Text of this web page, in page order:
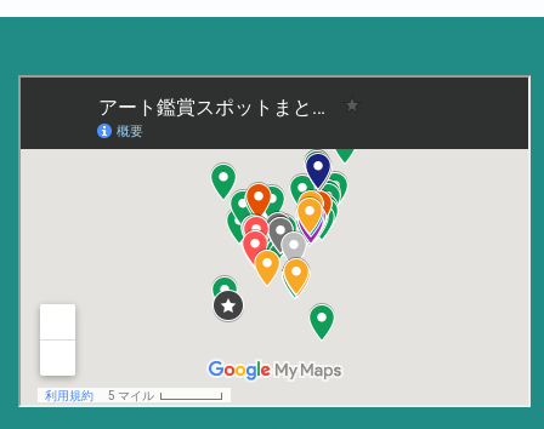
アート探究
用語解説
データ・メディア
買う